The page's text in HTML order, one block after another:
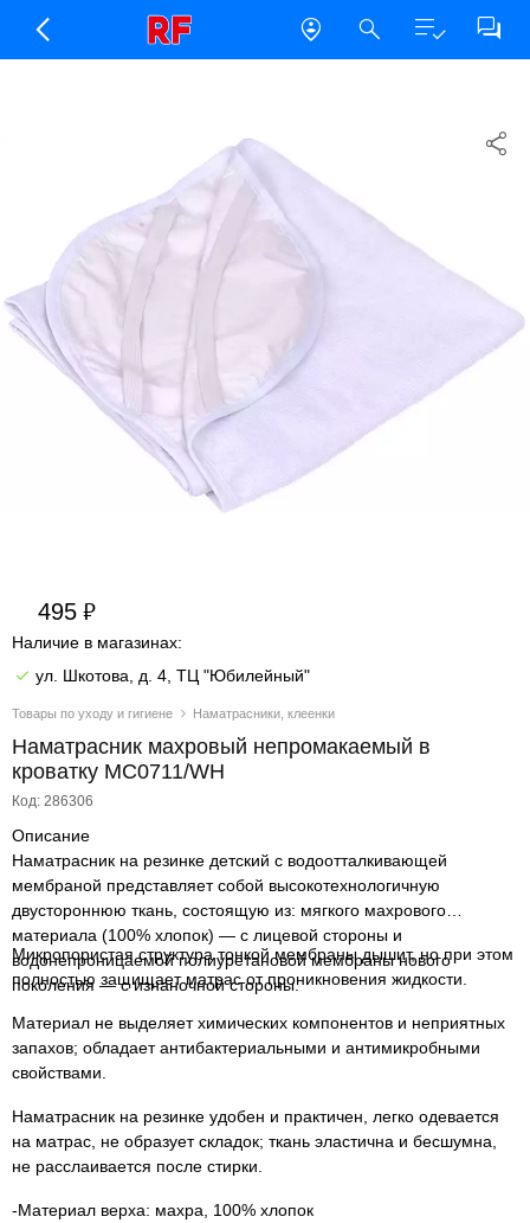
Товары по уходу и гигиене Наматрасники, клеенки
Наматрасник махровый непромакаемый в
кроватку MC0711/WH
Код: 286306
495
Наличие в магазинах:
ул. Шкотова, д. 4, ТЦ "Юбилейный"
Описание
Наматрасник на резинке детский с водоотталкивающей
мембраной представляет собой высокотехнологичную
двустороннюю ткань, состоящую из: мягкого махрового
материала (100% хлопок) — с лицевой стороны и
водонепроницаемой полиуретановой мембраны нового
поколения — с изнаночной стороны.
Микропористая структура тонкой мембраны дышит, но при этом
полностью защищает матрас от проникновения жидкости.
Материал не выделяет химических компонентов и неприятных
запахов; обладает антибактериальными и антимикробными
свойствами.
Наматрасник на резинке удобен и практичен, легко одевается
на матрас, не образует складок; ткань эластична и бесшумна,
не расслаивается после стирки.
-Материал верха: махра, 100% хлопок